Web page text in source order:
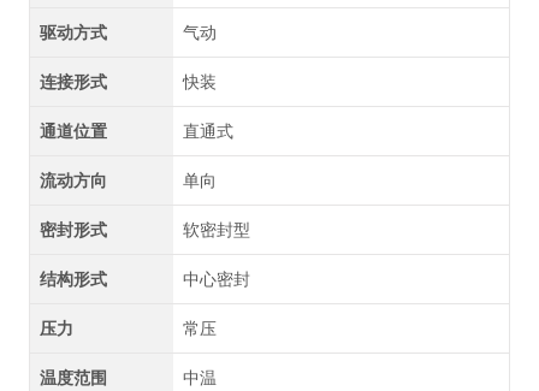
驱动方式 气动
连接形式 快装
通道位置 直通式
流动方向 单向
密封形式 软密封型
结构形式 中心密封
压力 常压
温度范围 中温